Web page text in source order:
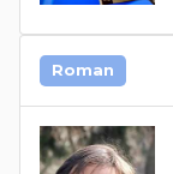
Roman